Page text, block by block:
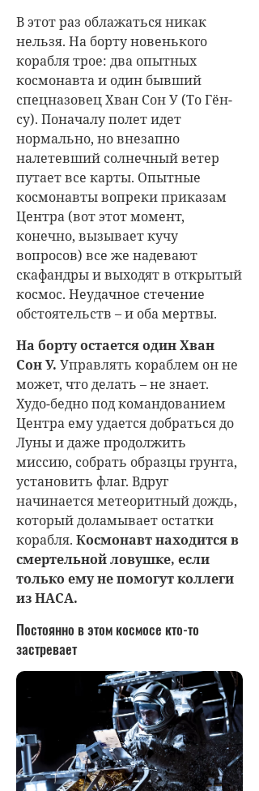
В этот раз облажаться никак
нельзя. На борту новенького
корабля трое: два опытных
космонавта и один бывший
спецназовец Хван Сон У (То Гён-
су). Поначалу полет идет
нормально, но внезапно
налетевший солнечный ветер
путает все карты. Опытные
космонавты вопреки приказам
Центра (вот этот момент,
конечно, вызывает кучу
вопросов) все же надевают
скафандры и выходят в открытый
космос. Неудачное стечение
обстоятельств – и оба мертвы.
На борту остается один Хван
Сон У. Управлять кораблем он не
может, что делать – не знает.
Худо-бедно под командованием
Центра ему удается добраться до
Луны и даже продолжить
миссию, собрать образцы грунта,
установить флаг. Вдруг
начинается метеоритный дождь,
который доламывает остатки
корабля. Космонавт находится в
смертельной ловушке, если
только ему не помогут коллеги
из НАСА.
Постоянно в этом космосе кто-то
застревает